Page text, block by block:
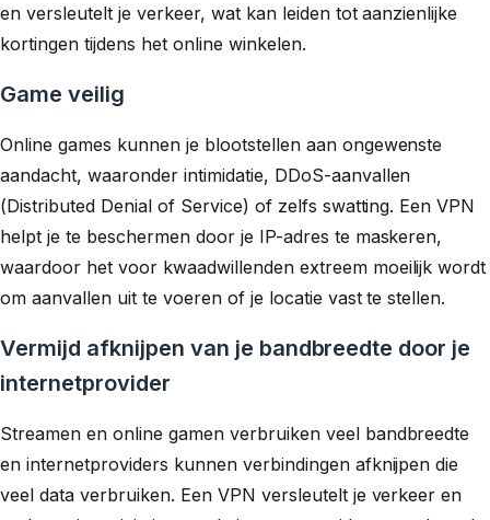
en versleutelt je verkeer, wat kan leiden tot aanzienlijke
kortingen tijdens het online winkelen.
Game veilig
Online games kunnen je blootstellen aan ongewenste
aandacht, waaronder intimidatie, DDoS-aanvallen
(Distributed Denial of Service) of zelfs swatting. Een VPN
helpt je te beschermen door je IP-adres te maskeren,
waardoor het voor kwaadwillenden extreem moeilijk wordt
om aanvallen uit te voeren of je locatie vast te stellen.
Vermijd afknijpen van je bandbreedte door je
internetprovider
Streamen en online gamen verbruiken veel bandbreedte
en internetproviders kunnen verbindingen afknijpen die
veel data verbruiken. Een VPN versleutelt je verkeer en